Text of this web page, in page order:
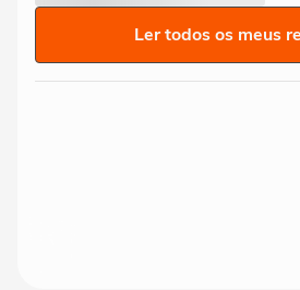
Ler todos os meus